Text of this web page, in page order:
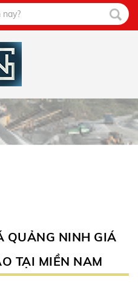
QUẢNG NINH GIÁ
TẠI MIỀN NAM